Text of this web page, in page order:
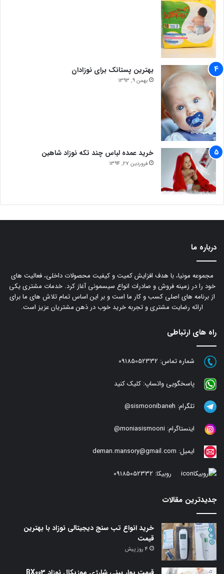
بهترین پستانک برای نوزادان
بهمن 9, 1393
خرید عمده لباس چند تکه نوزاد شاهین
فروردین 27, 1394
درباره ما
مجموعه مونیا، با هدف افزایش کمیت و کیفیت محصولات داخلی، فعالیت های
خود را در زمینه فروش و صادرات انواع سیسمونی آغاز کرد. خدمات مشتری یکی
از برنامه های اصلی کسب و کار ما است و بر این اساس تمام تلاش های ما برای
ارائه رضایت مشتری و تجربه خرید خوب در ذهن مشتریان عزیز است.
راه های ارتباطی
شماره تماس: 09185052332
پاسخگویی واتساپ: کلیک کنید
تلگرام: sismoonibaneh@
اینستاگرام: moniasismooni@
ایمیل: deman.mansory@gmail.com
روبیکا: 09185052332
جدیدترین مقالات
خرید انواع تب سنج دیجیتالی نوزاد با بهترین
قیمت
4 روز پیش